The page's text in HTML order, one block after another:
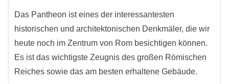
Das Pantheon ist eines der interessantesten
historischen und architektonischen Denkmäler, die wir
heute noch im Zentrum von Rom besichtigen können.
Es ist das wichtigste Zeugnis des großen Römischen
Reiches sowie das am besten erhaltene Gebäude.